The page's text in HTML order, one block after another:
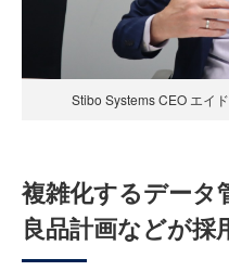
Stibo Systems CEO エイ
複雑化するデータ
良品計画などが採